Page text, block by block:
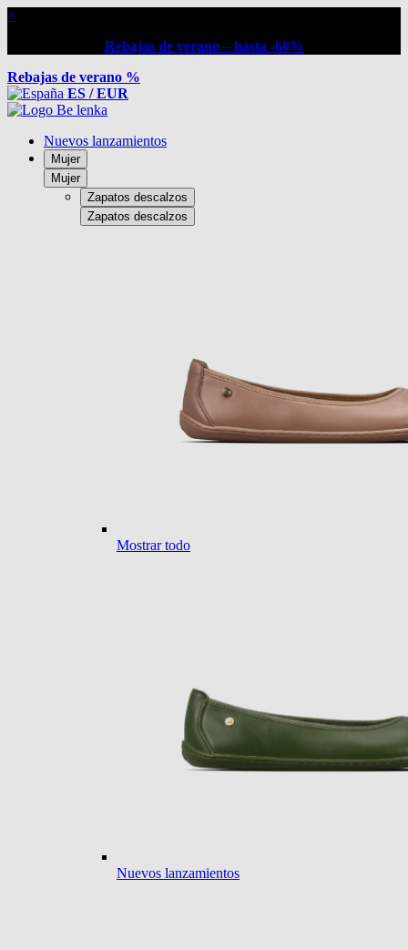
×
Rebajas de verano – hasta -60%
Rebajas de verano %
ES / EUR
Nuevos lanzamientos
Mujer
Mujer
Zapatos descalzos
Zapatos descalzos
Mostrar todo
Nuevos lanzamientos